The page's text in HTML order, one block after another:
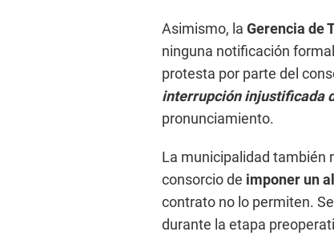
Asimismo, la Gerencia de
ninguna notificación
protesta por parte del
interrupción injustificada
pronunciamiento.
La municipalidad también
consorcio de imponer un
contrato no lo permiten.
durante la etapa